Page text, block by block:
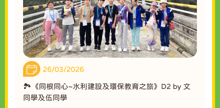
26/03/2026
🏞️《同根同心~水利建設及環保教育之旅》D2 by 文
同學及伍同學